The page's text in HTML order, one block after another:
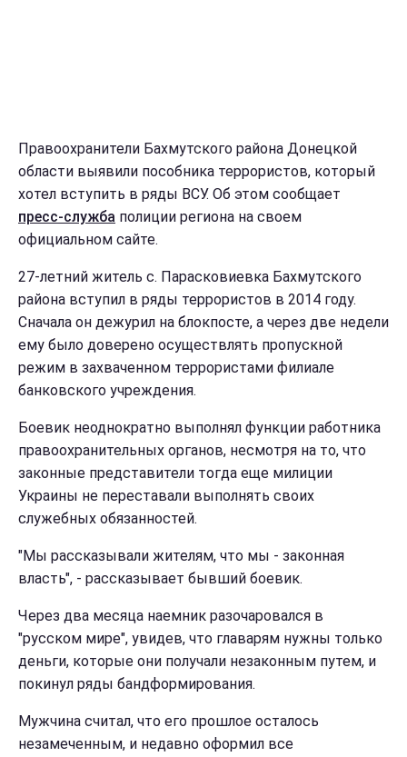
Правоохранители Бахмутского района Донецкой
области выявили пособника террористов, который
хотел вступить в ряды ВСУ. Об этом сообщает
пресс-служба полиции региона на своем
официальном сайте.
27-летний житель с. Парасковиевка Бахмутского
района вступил в ряды террористов в 2014 году.
Сначала он дежурил на блокпосте, а через две недели
ему было доверено осуществлять пропускной
режим в захваченном террористами филиале
банковского учреждения.
Боевик неоднократно выполнял функции работника
правоохранительных органов, несмотря на то, что
законные представители тогда еще милиции
Украины не переставали выполнять своих
служебных обязанностей.
"Мы рассказывали жителям, что мы - законная
власть", - рассказывает бывший боевик.
Через два месяца наемник разочаровался в
"русском мире", увидев, что главарям нужны только
деньги, которые они получали незаконным путем, и
покинул ряды бандформирования.
Мужчина считал, что его прошлое осталось
незамеченным, и недавно оформил все